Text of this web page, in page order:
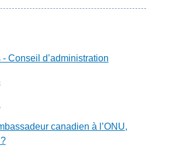
Conseil d’administration
canadien à l’ONU,